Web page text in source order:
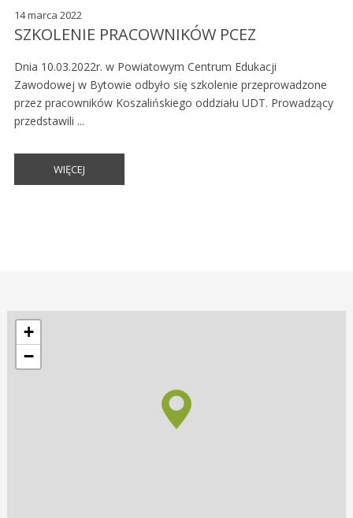
14 marca 2022
SZKOLENIE PRACOWNIKÓW PCEZ
Dnia 10.03.2022r. w Powiatowym Centrum Edukacji
Zawodowej w Bytowie odbyło się szkolenie przeprowadzone
przez pracowników Koszalińskiego oddziału UDT. Prowadzący
przedstawili ...
WIĘCEJ
+
−